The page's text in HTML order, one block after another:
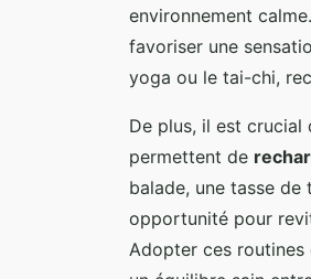
environnement
favoriser une
yoga ou le tai-chi,
De plus, il est crucial
permettent de
balade, une tasse de
opportunité pour
Adopter ces routines